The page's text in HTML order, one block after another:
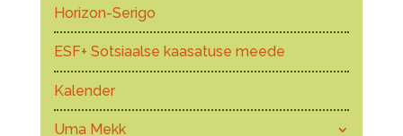
Horizon-Serigo
ESF+ Sotsiaalse kaasatuse meede
Kalender
Uma Mekk